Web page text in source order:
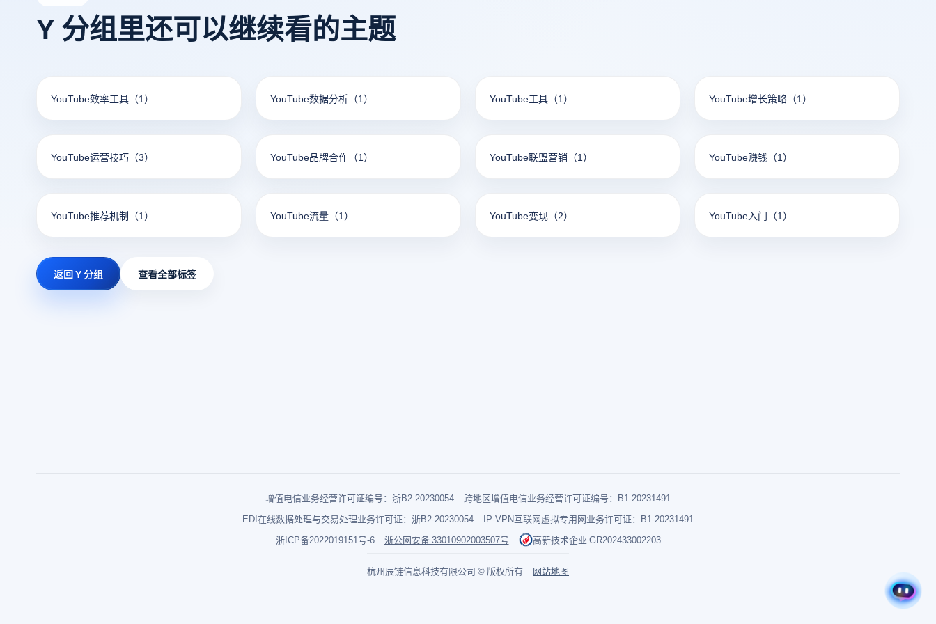
Y 分组里还可以继续看的主题
YouTube效率工具 （1） YouTube数据分析 （1） YouTube工具 （1） YouTube增长策略 （1）
YouTube运营技巧 （3） YouTube品牌合作 （1） YouTube联盟营销 （1） YouTube赚钱 （1）
YouTube推荐机制 （1） YouTube流量 （1） YouTube变现 （2） YouTube入门 （1）
返回 Y 分组 查看全部标签
增值电信业务经营许可证编号：浙B2-20230054
跨地区增值电信业务经营许可证编号：B1-20231491
EDI在线数据处理与交易处理业务许可证：浙B2-20230054
IP-VPN互联网虚拟专用网业务许可证：B1-20231491
浙ICP备2022019151号-6
浙公网安备 33010902003507号 高新技术企业 GR202433002203
杭州辰链信息科技有限公司 © 版权所有 网站地图